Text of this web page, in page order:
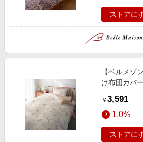
ストアに
【ベルメゾ
け布団カバー
￥ 3,591
1.0%
ストアに